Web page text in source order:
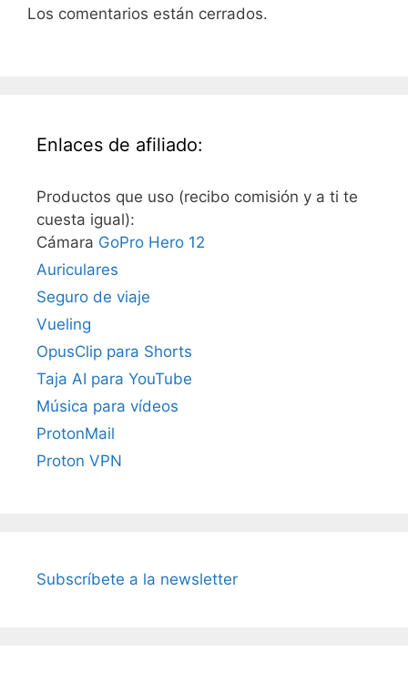
Los comentarios están cerrados.
Enlaces de afiliado:
Productos que uso (recibo comisión y a ti te
cuesta igual):
Cámara GoPro Hero 12
Auriculares
Seguro de viaje
Vueling
OpusClip para Shorts
Taja AI para YouTube
Música para vídeos
ProtonMail
Proton VPN
Subscríbete a la newsletter